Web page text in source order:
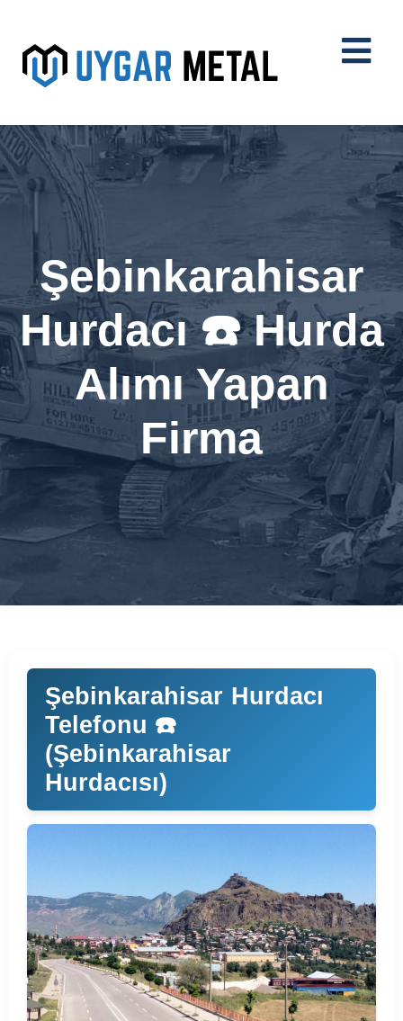
Şebinkarahisar
Hurdacı ☎️ Hurda
Alımı Yapan
Firma
Şebinkarahisar Hurdacı
Telefonu ☎️
(Şebinkarahisar
Hurdacısı)